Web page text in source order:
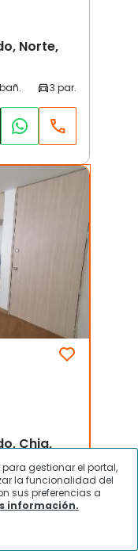
Norte,
Chia,
gestionar el portal,
la funcionalidad del
sus preferencias a
información.